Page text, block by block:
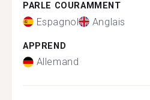
PARLE COURAMMENT
Espagnol Anglais
APPREND
Allemand